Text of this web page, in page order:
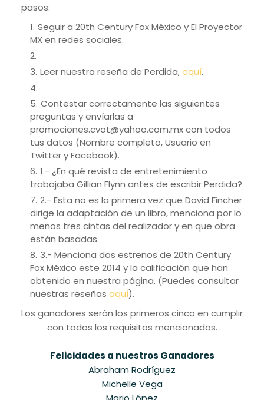
pasos:
Seguir a 20th Century Fox México y El Proyector
MX en redes sociales.
Leer nuestra reseña de Perdida,aquí.
Contestar correctamente las siguientes
preguntas y envíarlas a
promociones.cvot@yahoo.com.mx con todos
tus datos (Nombre completo, Usuario en
Twitter y Facebook).
1.- ¿En qué revista de entretenimiento
trabajaba Gillian Flynn antes de escribir Perdida?
2.- Esta no es la primera vez que David Fincher
dirige la adaptación de un libro, menciona por lo
menos tres cintas del realizador y en que obra
están basadas.
3.- Menciona dos estrenos de 20th Century
Fox México este 2014 y la calificación que han
obtenido en nuestra página. (Puedes consultar
nuestras reseñas aquí).
Los ganadores serán los primeros cinco en cumplir
con todos los requisitos mencionados.
Felicidades a nuestros Ganadores
Abraham Rodríguez
Michelle Vega